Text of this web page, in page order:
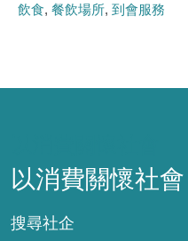
飲食 餐飲場所 到會服務
以消費關懷社會
搜尋社企